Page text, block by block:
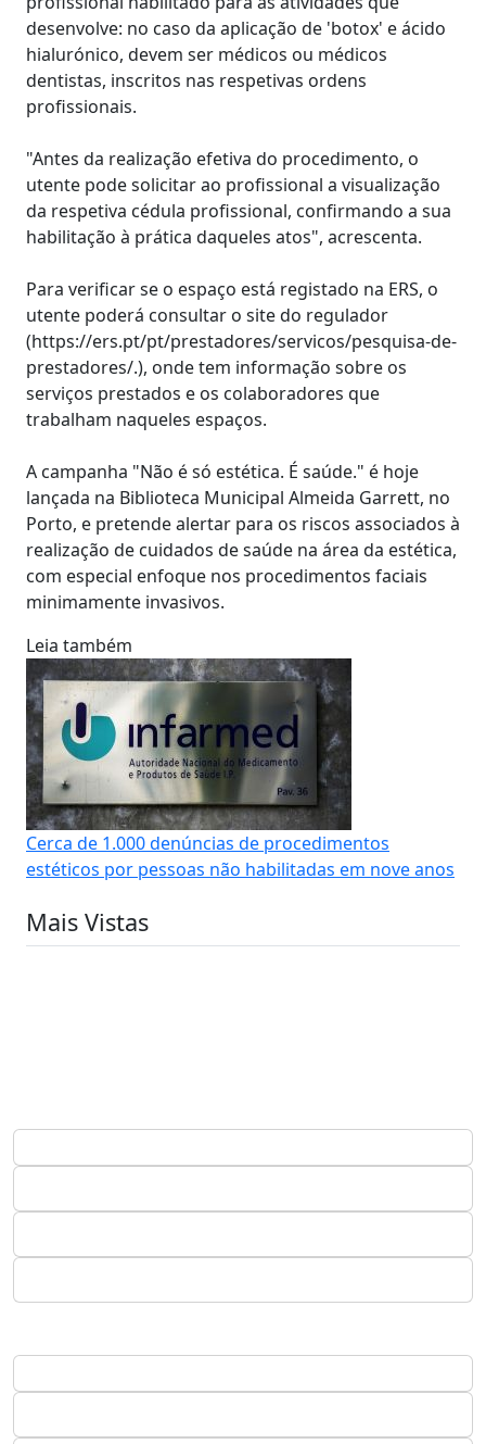
desenvolve: no caso da aplicação de 'botox' e ácido
hialurónico, devem ser médicos ou médicos
dentistas, inscritos nas respetivas ordens
profissionais.
"Antes da realização efetiva do procedimento, o
utente pode solicitar ao profissional a visualização
da respetiva cédula profissional, confirmando a sua
habilitação à prática daqueles atos", acrescenta.
Para verificar se o espaço está registado na ERS, o
utente poderá consultar o site do regulador
(https://ers.pt/pt/prestadores/servicos/pesquisa-de-
prestadores/.), onde tem informação sobre os
serviços prestados e os colaboradores que
trabalham naqueles espaços.
A campanha "Não é só estética. É saúde." é hoje
lançada na Biblioteca Municipal Almeida Garrett, no
Porto, e pretende alertar para os riscos associados à
realização de cuidados de saúde na área da estética,
com especial enfoque nos procedimentos faciais
minimamente invasivos.
Leia também
Cerca de 1.000 denúncias de procedimentos
estéticos por pessoas não habilitadas em nove anos
Mais Vistas